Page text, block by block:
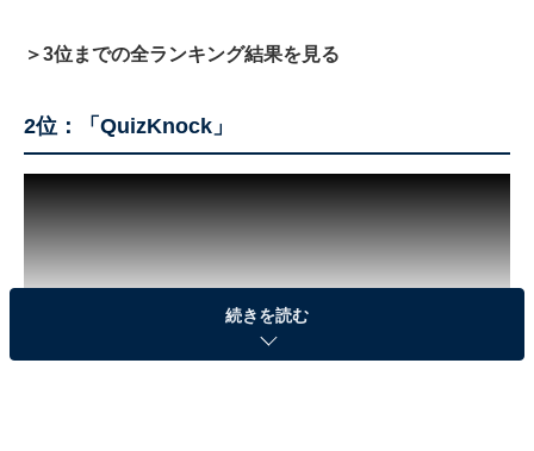
＞3位までの全ランキング結果を見る
2位：「QuizKnock」
続きを読む